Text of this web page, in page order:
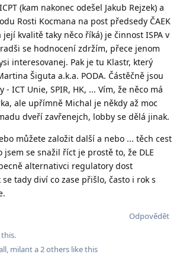
(kam nakonec odešel Jakub Rejzek) a
Rosti Kocmana na post předsedy ČAEK
kvalitě taky něco říká) je činnost ISPA v
se hodnocení zdržím, přece jenom
interesovanej. Pak je tu Klastr, který
Šiguta a.k.a. PODA. Částěčně jsou
ICT Unie, SPIR, HK, ... Vím, že něco má
ale upřímně Michal je někdy až moc
dveří zavřenejch, lobby se dělá jinak.
můžete založit další a nebo ... těch cest
jsem se snažil říct je prostě to, že DLE
alternativci regulatory dost
tady diví co zase přišlo, často i rok s
Odpovědět
, milanta2others like this